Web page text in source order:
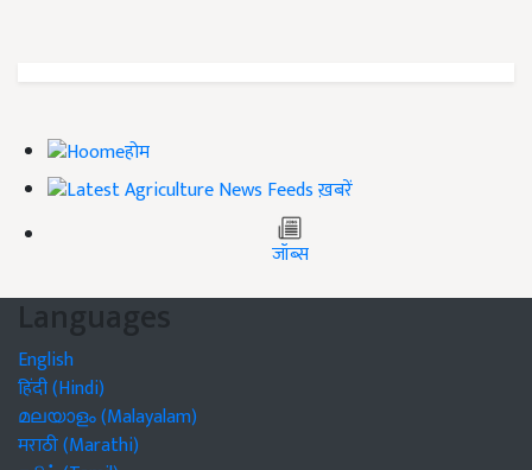
होम
ख़बरें
जॉब्स
Languages
English
हिंदी (Hindi)
മലയാളം (Malayalam)
मराठी (Marathi)